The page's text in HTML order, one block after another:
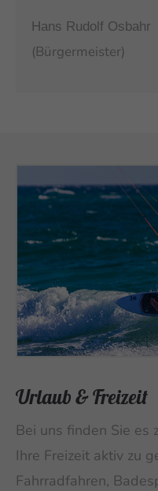
Hans Rudolf Osbahr
(Bürgermeister)
Urlaub & Freizeit
Bei uns finden Sie es
Ihre Freizeit aktiv zu
Fahrradfahren,